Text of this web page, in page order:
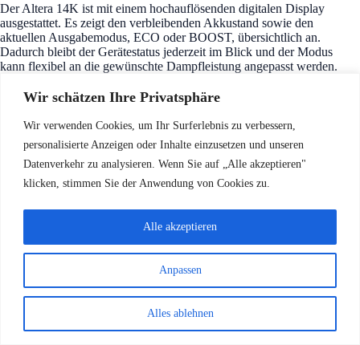
Wir schätzen Ihre Privatsphäre
Wir verwenden Cookies, um Ihr Surferlebnis zu verbessern,
personalisierte Anzeigen oder Inhalte einzusetzen und unseren
Datenverkehr zu analysieren. Wenn Sie auf „Alle akzeptieren"
klicken, stimmen Sie der Anwendung von Cookies zu.
Anpassen
Alles ablehnen
Alle akzeptieren
Der Altera 14K ist mit einem hochauflösenden digitalen Display
ausgestattet. Es zeigt den verbleibenden Akkustand sowie den
aktuellen Ausgabemodus, ECO oder BOOST, übersichtlich an.
Dadurch bleibt der Gerätestatus jederzeit im Blick und der Modus
kann flexibel an die gewünschte Dampfleistung angepasst werden.
Dual Mesh Coils
Die integrierte 0,4-Ω-Dual-Mesh-Coil-Technologie unterstützt
eine gleichmäßige E-Liquid-Verdampfung und sorgt für ein
volles, intensives Aroma. In Kombination mit der variablen
Dampferlebnis flexibel an unterschiedliche Vorlieben
1200 mAh
Der Altera 14K verfügt über eine wiederaufladbare 1200-
mAh-Batterie. Der Type-C-Anschluss ermöglicht ein